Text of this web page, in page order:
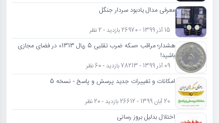
معرفی مدال یادبود سردار جنگل
15 آذر 1399 - 26970 بازدید - 2 نظر
هشدار؛ مراقب «سکه ضرب تقلبی 5 ریال 1313» در فضای مجازی
باشید!
09 آذر 1399 - 78213 بازدید - 60 نظر
امکانات و تغییرات جدید پرسش و پاسخ - نسخه 5
20 آبان 1399 - 26612 بازدید - 20 نظر
اختلال بدلیل بروز رسانی